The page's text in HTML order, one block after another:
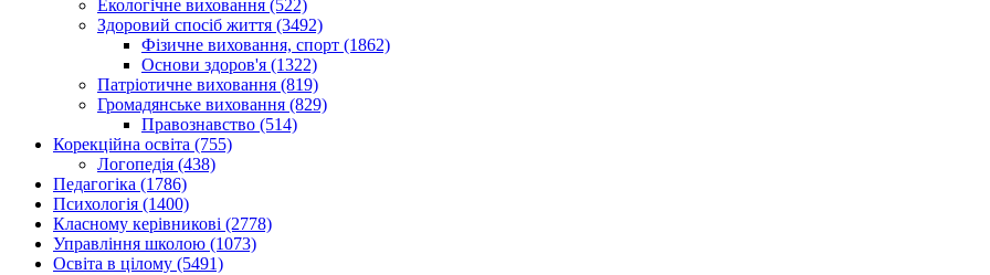
Екологічне виховання (522)
Здоровий спосіб життя (3492)
Фізичне виховання, спорт (1862)
Основи здоров'я (1322)
Патріотичне виховання (819)
Громадянське виховання (829)
Правознавство (514)
Корекційна освіта (755)
Логопедія (438)
Педагогіка (1786)
Психологія (1400)
Класному керівникові (2778)
Управління школою (1073)
Освіта в цілому (5491)